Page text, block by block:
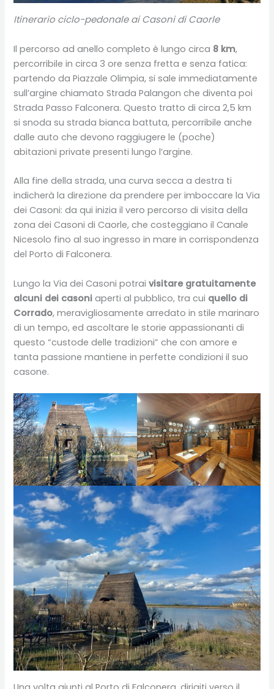
Itinerario ciclo-pedonale ai Casoni di Caorle
Il percorso ad anello completo è lungo circa 8 km,
percorribile in circa 3 ore senza fretta e senza fatica:
partendo da Piazzale Olimpia, si sale immediatamente
sull’argine chiamato Strada Palangon che diventa poi
Strada Passo Falconera. Questo tratto di circa 2,5 km
si snoda su strada bianca battuta, percorribile anche
dalle auto che devono raggiugere le (poche)
abitazioni private presenti lungo l’argine.
Alla fine della strada, una curva secca a destra ti
indicherà la direzione da prendere per imboccare la Via
dei Casoni: da qui inizia il vero percorso di visita della
zona dei Casoni di Caorle, che costeggiano il Canale
Nicesolo fino al suo ingresso in mare in corrispondenza
del Porto di Falconera.
Lungo la Via dei Casoni potraivisitare gratuitamente
alcuni dei casoni aperti al pubblico, tra cui quello di
Corrado, meravigliosamente arredato in stile marinaro
di un tempo, ed ascoltare le storie appassionanti di
questo “custode delle tradizioni” che con amore e
tanta passione mantiene in perfette condizioni il suo
casone.